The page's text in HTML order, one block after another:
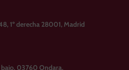
1º derecha 28001, Madrid
bajo. 03760 Ondara.